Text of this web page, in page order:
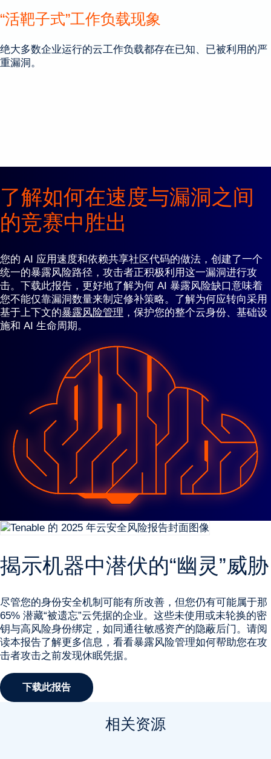
“活靶子式”工作负载现象
绝大多数企业运行的云工作负载都存在已知、已被利用的严
重漏洞。
了解如何在速度与漏洞之间
的竞赛中胜出
您的 AI 应用速度和依赖共享社区代码的做法，创建了一个
统一的暴露风险路径，攻击者正积极利用这一漏洞进行攻
击。下载此报告，更好地了解为何 AI 暴露风险缺口意味着
您不能仅靠漏洞数量来制定修补策略。了解为何应转向采用
基于上下文的暴露风险管理 ，保护您的整个云身份、基础设
施和 AI 生命周期。
揭示机器中潜伏的“幽灵”威胁
尽管您的身份安全机制可能有所改善，但您仍有可能属于那
65% 潜藏“被遗忘”云凭据的企业。这些未使用或未轮换的密
钥与高风险身份绑定，如同通往敏感资产的隐蔽后门。请阅
读本报告了解更多信息，看看暴露风险管理如何帮助您在攻
击者攻击之前发现休眠凭据。
下载此报告
相关资源